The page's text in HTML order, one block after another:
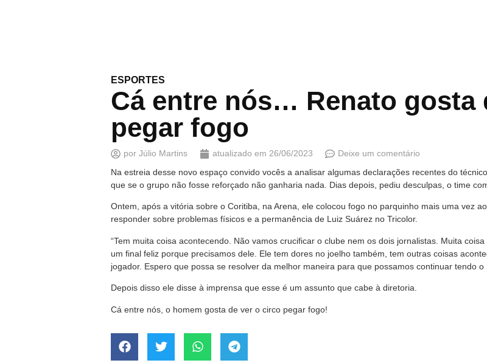
ESPORTES
Cá entre nós… Renato gosta
pegar fogo
por Júlio Martins atualizado em 26/06/2023
Deixe um comentário
Na estreia desse novo espaço convido vocês a analisar algumas declarações recentes do
que se o grupo não fosse reforçado não ganharia nada. Dias depois, pediu desculpas, o time
Ontem, após a vitória sobre o Coritiba, na Arena, ele colocou fogo no parquinho mais uma vez
responder sobre problemas físicos e a permanência de Luiz Suárez no Tricolor.
“Tem muita coisa acontecendo. Não vamos crucificar o clube nem os dois jornalistas. Muita
um final feliz porque precisamos dele. Ele tem dores no joelho também, tem outras coisas
jogador. Espero que possa se resolver da melhor maneira para que possamos continuar tendo o
Depois disso ele disse à imprensa que esse é um assunto que cabe à diretoria.
Cá entre nós, o homem gosta de ver o circo pegar fogo!